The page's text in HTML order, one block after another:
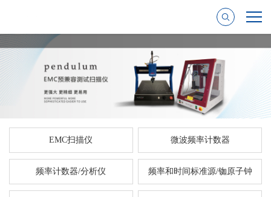
EMC扫描仪 微波频率计数器
频率计数器/分析仪 频率和时间标准源/铷原子钟